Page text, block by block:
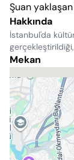
Şuan
Hakkında
İstanbul'da
Mekan